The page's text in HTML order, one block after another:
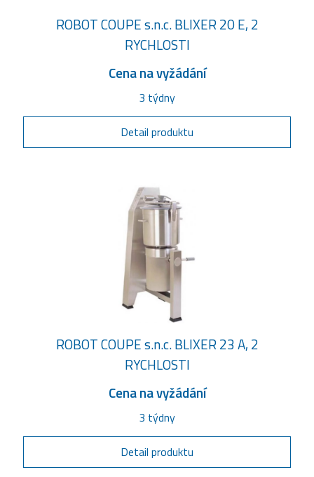
ROBOT COUPE s.n.c. BLIXER 20 E, 2
RYCHLOSTI
Cena na vyžádání
3 týdny
Detail produktu
ROBOT COUPE s.n.c. BLIXER 23 A, 2
RYCHLOSTI
Cena na vyžádání
3 týdny
Detail produktu